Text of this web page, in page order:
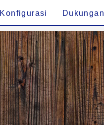
Konfigurasi Dukungan